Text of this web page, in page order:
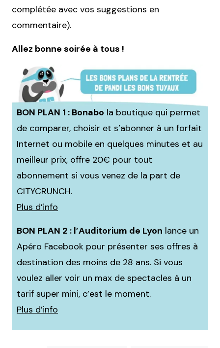
complétée avec vos suggestions en
commentaire).
Allez bonne soirée à tous !
BON PLAN 1 : Bonabo la boutique qui permet
de comparer, choisir et s’abonner à un forfait
Internet ou mobile en quelques minutes et au
meilleur prix, offre 20€ pour tout
abonnement si vous venez de la part de
CITYCRUNCH.
Plus d’info
BON PLAN 2 : l’Auditorium de Lyon lance un
Apéro Facebook pour présenter ses offres à
destination des moins de 28 ans. Si vous
voulez aller voir un max de spectacles à un
tarif super mini, c’est le moment.
Plus d’info